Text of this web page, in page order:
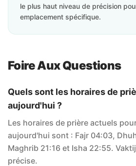
le plus haut niveau de précision
emplacement spécifique.
Foire Aux Questions
Quels sont les horaires de
aujourd'hui ?
Les horaires de prière actuels
aujourd'hui sont : Fajr 04:03,
Maghrib 21:16 et Isha 22:55.
précise.